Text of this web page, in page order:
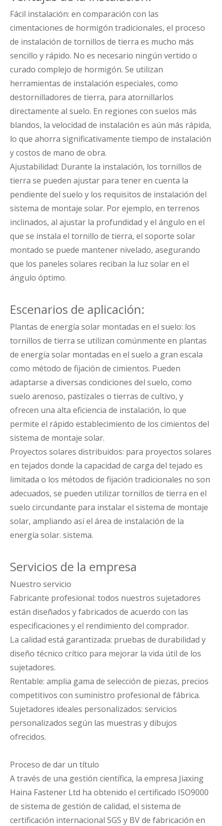
Fácil instalación: en comparación con las
cimentaciones de hormigón tradicionales, el proceso
de instalación de tornillos de tierra es mucho más
sencillo y rápido. No es necesario ningún vertido o
curado complejo de hormigón. Se utilizan
herramientas de instalación especiales, como
destornilladores de tierra, para atornillarlos
directamente al suelo. En regiones con suelos más
blandos, la velocidad de instalación es aún más rápida,
lo que ahorra significativamente tiempo de instalación
y costos de mano de obra.
Ajustabilidad: Durante la instalación, los tornillos de
tierra se pueden ajustar para tener en cuenta la
pendiente del suelo y los requisitos de instalación del
sistema de montaje solar. Por ejemplo, en terrenos
inclinados, al ajustar la profundidad y el ángulo en el
que se instala el tornillo de tierra, el soporte solar
montado se puede mantener nivelado, asegurando
que los paneles solares reciban la luz solar en el
ángulo óptimo.
Escenarios de aplicación:
Plantas de energía solar montadas en el suelo: los
tornillos de tierra se utilizan comúnmente en plantas
de energía solar montadas en el suelo a gran escala
como método de fijación de cimientos. Pueden
adaptarse a diversas condiciones del suelo, como
suelo arenoso, pastizales o tierras de cultivo, y
ofrecen una alta eficiencia de instalación, lo que
permite el rápido establecimiento de los cimientos del
sistema de montaje solar.
Proyectos solares distribuidos: para proyectos solares
en tejados donde la capacidad de carga del tejado es
limitada o los métodos de fijación tradicionales no son
adecuados, se pueden utilizar tornillos de tierra en el
suelo circundante para instalar el sistema de montaje
solar, ampliando así el área de instalación de la
energía solar. sistema.
Servicios de la empresa
Nuestro servicio
Fabricante profesional: todos nuestros sujetadores
están diseñados y fabricados de acuerdo con las
especificaciones y el rendimiento del comprador.
La calidad está garantizada: pruebas de durabilidad y
diseño técnico crítico para mejorar la vida útil de los
sujetadores.
Rentable: amplia gama de selección de piezas, precios
competitivos con suministro profesional de fábrica.
Sujetadores ideales personalizados: servicios
personalizados según las muestras y dibujos
ofrecidos.
Proceso de dar un título
A través de una gestión científica, la empresa Jiaxing
Haina Fastener Ltd ha obtenido el certificado ISO9000
de sistema de gestión de calidad, el sistema de
certificación internacional SGS y BV de fabricación en